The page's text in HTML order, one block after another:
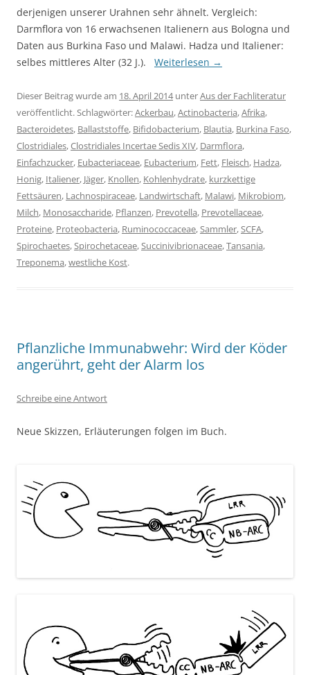
derjenigen unserer Urahnen sehr ähnelt. Vergleich:
Darmflora von 16 erwachsenen Italienern aus Bologna und
Daten aus Burkina Faso und Malawi. Hadza und Italiener:
selbes mittleres Alter (32 J.). Weiterlesen →
Dieser Beitrag wurde am 18. April 2014unterAus der Fachliteratur
veröffentlicht. Schlagwörter:Ackerbau,Actinobacteria,Afrika,
Bacteroidetes, Ballaststoffe, Bifidobacterium, Blautia, Burkina Faso,
Clostridiales,Clostridiales Incertae Sedis XIV, Darmflora,
Einfachzucker, Eubacteriaceae, Eubacterium, Fett, Fleisch, Hadza,
Honig, Italiener, Jäger, Knollen, Kohlenhydrate, kurzkettige
Fettsäuren, Lachnospiraceae, Landwirtschaft, Malawi, Mikrobiom,
Milch, Monosaccharide, Pflanzen, Prevotella, Prevotellaceae,
Proteine, Proteobacteria, Ruminococcaceae,Sammler,SCFA,
Spirochaetes,Spirochetaceae,Succinivibrionaceae,Tansania,
Treponema,westliche Kost.
Pflanzliche Immunabwehr: Wird der Köder
angerührt, geht der Alarm los
Schreibe eine Antwort
Neue Skizzen, Erläuterungen folgen im Buch.